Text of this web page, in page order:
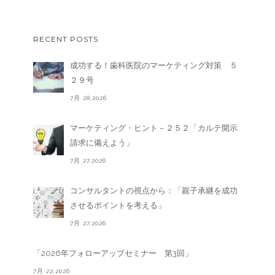
RECENT POSTS
成功する！歯科医院のマーケティング対策 ５
２９号
7月 28,2026
マーケティング・ヒント－２５２「カルテ開示
請求に備えよう」
7月 27,2026
コンサルタントの視点から：「親子承継を成功
させるポイントを考える」
7月 27,2026
「2026年フォローアップセミナー 第3回」
7月 22,2026